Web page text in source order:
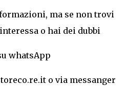
ma se non trovi
o hai dei dubbi
whatsApp
o via messanger